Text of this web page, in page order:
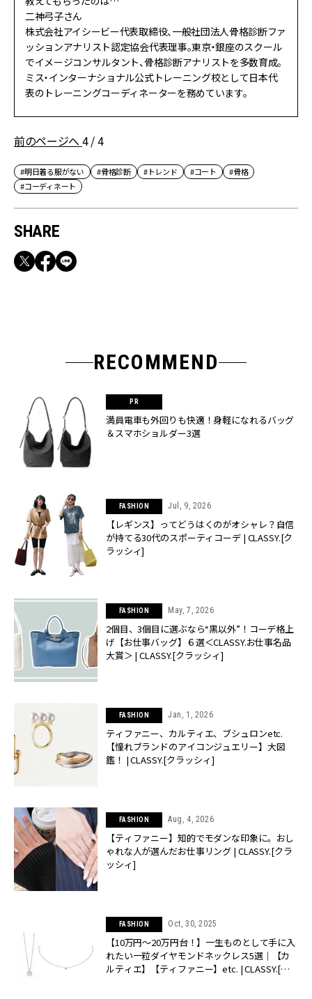
二神弓子さん
株式会社アイシービー代表取締役、一般社団法人骨格診断ファ
ッションアナリスト認定協会代表理事。東京・銀座のスクール
でイメージコンサルタント、骨格診断アナリストを多数育成。
ミス・インターナショナル公式トレーニング校として日本代
表のトレーニングコーディネーターを務めています。
前のページへ 4 / 4
#明日着る服がない #骨格診断 #トレンド #コート
#骨格
#コーディネート
SHARE
RECOMMEND
満員電車も外回りも快適！身軽になれるバッグ
＆スマホショルダー3選
FASHION Jul, 9, 2026
【レギンス】ってどうはくのがオシャレ？自信
が持てる30代のスポーティコーデ | CLASSY.[ク
ラッシィ]
FASHION May, 7, 2026
2個目、3個目に選ぶなら“黒以外”！コーデ格上
げ【お仕事バッグ】６選＜CLASSY.お仕事名品
大賞＞ | CLASSY.[クラッシィ]
FASHION Jan, 1, 2026
ティファニー、カルティエ、ブシュロンetc.
【憧れブランドのアイコンジュエリー】大図
鑑！ | CLASSY.[クラッシィ]
FASHION Aug, 4, 2026
【ティファニー】知的でモダンな印象に。おし
ゃれな人が選んだお仕事リング | CLASSY.[クラ
ッシィ]
FASHION Oct, 30, 2025
【10万円〜20万円台！】一生ものとして手に入
れたい一粒ダイヤモンドネックレス5選｜【カ
ルティエ】【ティファニー】etc. | CLASSY.[ク